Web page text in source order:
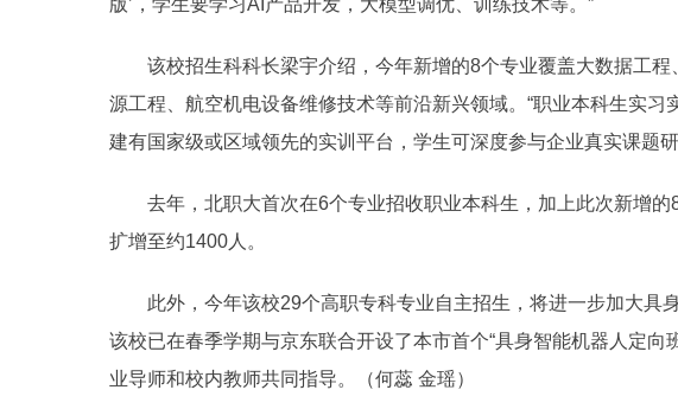
该校招生科科长梁宇介绍，今年新增的8个专业覆盖大数据工程
源工程、航空机电设备维修技术等前沿新兴领域。“职业本科生实习
建有国家级或区域领先的实训平台，学生可深度参与企业真实课题
去年，北职大首次在6个专业招收职业本科生，加上此次新增的
扩增至约1400人。
此外，今年该校29个高职专科专业自主招生，将进一步加大具身
该校已在春季学期与京东联合开设了本市首个“具身智能机器人定向
业导师和校内教师共同指导。（何蕊 金瑶）